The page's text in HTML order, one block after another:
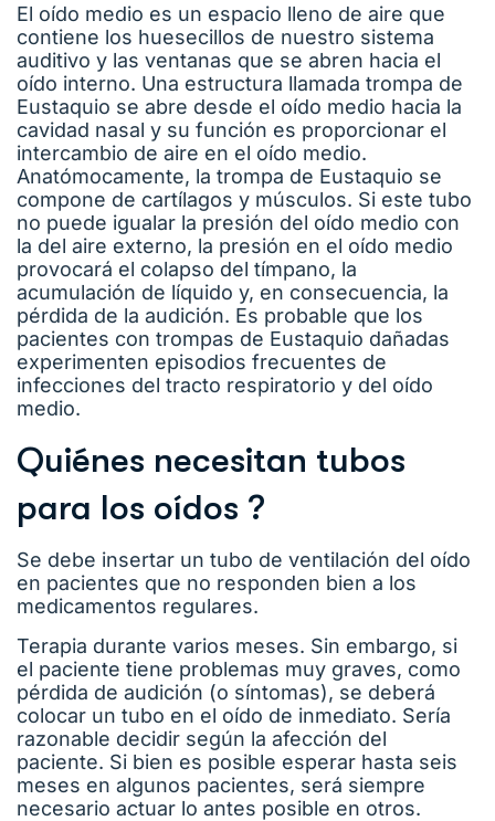
El oído medio es un espacio lleno de aire que
contiene los huesecillos de nuestro sistema
auditivo y las ventanas que se abren hacia el
oído interno. Una estructura llamada trompa de
Eustaquio se abre desde el oído medio hacia la
cavidad nasal y su función es proporcionar el
intercambio de aire en el oído medio.
Anatómocamente, la trompa de Eustaquio se
compone de cartílagos y músculos. Si este tubo
no puede igualar la presión del oído medio con
la del aire externo, la presión en el oído medio
provocará el colapso del tímpano, la
acumulación de líquido y, en consecuencia, la
pérdida de la audición. Es probable que los
pacientes con trompas de Eustaquio dañadas
experimenten episodios frecuentes de
infecciones del tracto respiratorio y del oído
medio.
Quiénes necesitan tubos
para los oídos ?
Se debe insertar un tubo de ventilación del oído
en pacientes que no responden bien a los
medicamentos regulares.
Terapia durante varios meses. Sin embargo, si
el paciente tiene problemas muy graves, como
pérdida de audición (o síntomas), se deberá
colocar un tubo en el oído de inmediato. Sería
razonable decidir según la afección del
paciente. Si bien es posible esperar hasta seis
meses en algunos pacientes, será siempre
necesario actuar lo antes posible en otros.